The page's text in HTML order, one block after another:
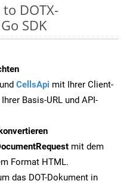
DOTX-
SDK
und CellsApi mit Ihrer Client-
Basis-URL und API-
mit dem
Format HTML.
das DOT-Dokument in